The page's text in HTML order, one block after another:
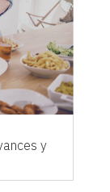
y